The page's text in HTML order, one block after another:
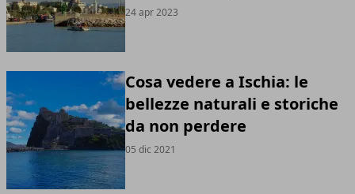
24 apr 2023
Cosa vedere a Ischia: le
bellezze naturali e storiche
da non perdere
05 dic 2021